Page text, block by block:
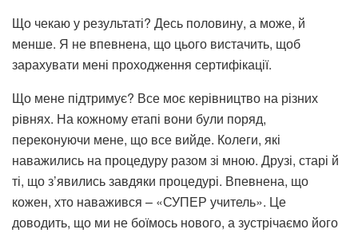
Що чекаю у результаті? Десь половину, а може, й
менше. Я не впевнена, що цього вистачить, щоб
зарахувати мені проходження сертифікації.
Що мене підтримує? Все моє керівництво на різних
рівнях. На кожному етапі вони були поряд,
переконуючи мене, що все вийде. Колеги, які
наважились на процедуру разом зі мною. Друзі, старі й
ті, що з’явились завдяки процедурі. Впевнена, що
кожен, хто наважився – «СУПЕР учитель». Це
доводить, що ми не боїмось нового, а зустрічаємо його